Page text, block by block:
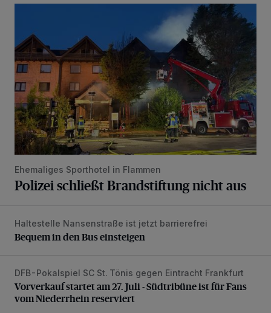
Polizei schließt Brandstiftung nicht aus
Ehemaliges Sporthotel in Flammen
Polizei schließt Brandstiftung nicht aus
Bequem in den Bus einsteigen
Haltestelle Nansenstraße ist jetzt barrierefrei
Bequem in den Bus einsteigen
Vorverkauf startet am 27. Juli - Südtribüne ist für Fans
DFB-Pokalspiel SC St. Tönis gegen Eintracht Frankfurt
Vorverkauf startet am 27. Juli - Südtribüne ist für Fans
vom Niederrhein reserviert